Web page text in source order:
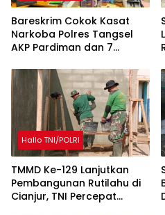
Bareskrim Cokok Kasat
Narkoba Polres Tangsel
AKP Pardiman dan 7
Hallo TNI/POLRI
TMMD Ke-129 Lanjutkan
Pembangunan Rutilahu di
Cianjur, TNI Percepat